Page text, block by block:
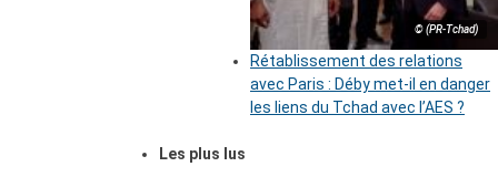
© (PR-Tchad)
Rétablissement des relations
avec Paris : Déby met-il en danger
les liens du Tchad avec l’AES ?
Les plus lus